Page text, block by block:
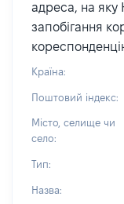
адреса, на яку
запобігання
Країна:
Поштовий індекс:
Місто, селище чи
село:
Тип:
Назва: